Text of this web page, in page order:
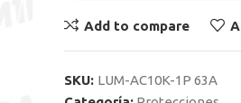
Add to compare
SKU: LUM-AC10K-1P 63A